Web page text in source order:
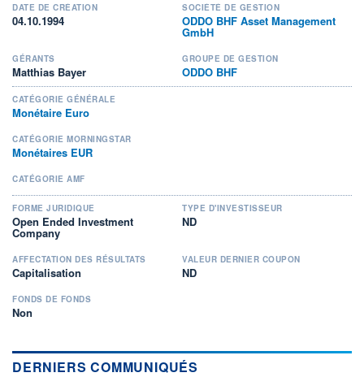
DATE DE CRÉATION
04.10.1994
SOCIÉTÉ DE GESTION
ODDO BHF Asset Management
GmbH
GÉRANTS
Matthias Bayer
GROUPE DE GESTION
ODDO BHF
CATÉGORIE GÉNÉRALE
Monétaire Euro
CATÉGORIE MORNINGSTAR
Monétaires EUR
CATÉGORIE AMF
FORME JURIDIQUE
Open Ended Investment
Company
TYPE D'INVESTISSEUR
ND
AFFECTATION DES RÉSULTATS
Capitalisation
VALEUR DERNIER COUPON
ND
FONDS DE FONDS
Non
DERNIERS COMMUNIQUÉS